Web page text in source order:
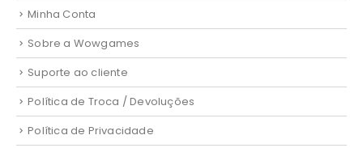
Minha Conta
Sobre a Wowgames
Suporte ao cliente
Política de Troca / Devoluções
Política de Privacidade